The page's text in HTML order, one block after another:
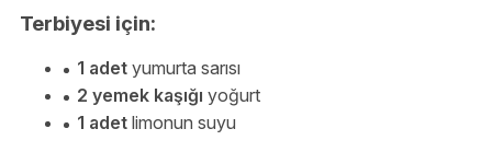
Terbiyesi için:
1 adet yumurta sarısı
2 yemek kaşığı yoğurt
1 adet limonun suyu